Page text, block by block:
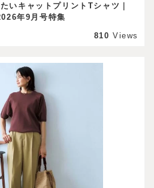
いキャットプリントTシャツ｜
年9月号特集
810 Views